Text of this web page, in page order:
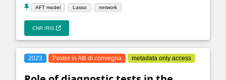
AFT model Lasso network
CNR IRIS
2023 Poster in Atti di convegno metadata only access